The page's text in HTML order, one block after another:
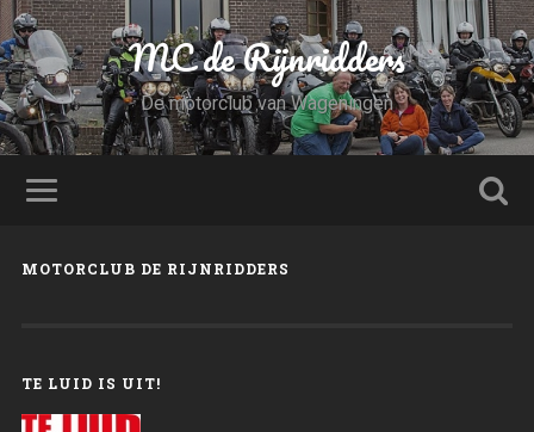
MC de Rijnridders
De motorclub van Wageningen
MOTORCLUB DE RIJNRIDDERS
TE LUID IS UIT!